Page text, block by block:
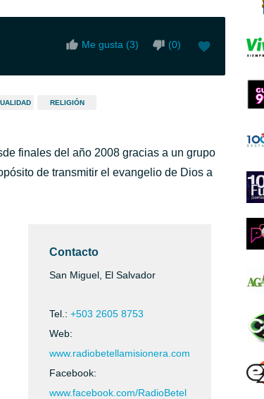
Me gusta (3) (0)
RELIGIÓN
finales del año 2008 gracias a un grupo
de transmitir el evangelio de Dios a
Contacto
San Miguel, El Salvador
Tel.: +503 2605 8753
Web:
www.radiobetellamisionera.com
Facebook:
www.facebook.com/RadioBetel